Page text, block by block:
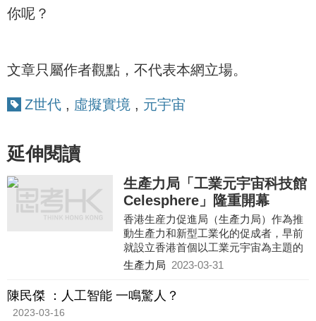
你呢？
文章只屬作者觀點，不代表本網立場。
Z世代 , 虛擬實境 , 元宇宙
延伸閱讀
生產力局「工業元宇宙科技館
Celesphere」隆重開幕
香港生産力促進局（生產力局）作為推
動生產力和新型工業化的促成者，早前
就設立香港首個以工業元宇宙為主題的
科技研發展館「工業元宇宙科技館
應用技術方案，以加速香港邁向新型工
業化及數字經濟的步伐為目標。
生產力局 2023-03-31
陳民傑 ：人工智能 一鳴驚人？
2023-03-16